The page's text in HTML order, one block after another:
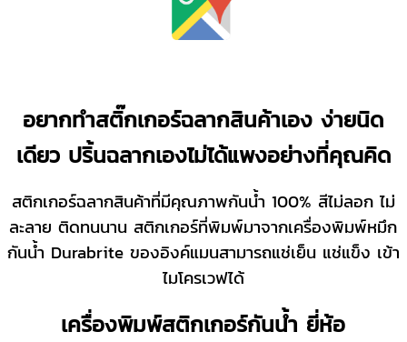
อยากทำสติ๊กเกอร์ฉลากสินค้าเอง ง่ายนิด
เดียว ปริ้นฉลากเองไม่ได้แพงอย่างที่คุณคิด
สติกเกอร์ฉลากสินค้าที่มีคุณภาพกันน้ำ 100% สีไม่ลอก ไม่
ละลาย ติดทนนาน สติกเกอร์ที่พิมพ์มาจากเครื่องพิมพ์หมึก
กันน้ำ Durabrite ของอิงค์แมนสามารถแช่เย็น แช่แข็ง เข้า
ไมโครเวฟได้
เครื่องพิมพ์สติกเกอร์กันน้ำ ยี่ห้อ